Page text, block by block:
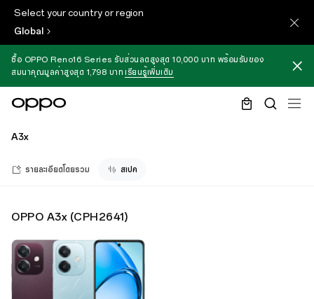
Select your country or region
Global
ซื้อ OPPO Reno16 Series รับส่วนลดสูงสุด 10,000 บาท พร้อมรับของ
สมนาคุณมูลค่าสูงสุด 1,798 บาท เรียนรู้เพิ่มเติม
A3x
รายละเอียดโดยรวม สเปค
OPPO A3x(CPH2641 )